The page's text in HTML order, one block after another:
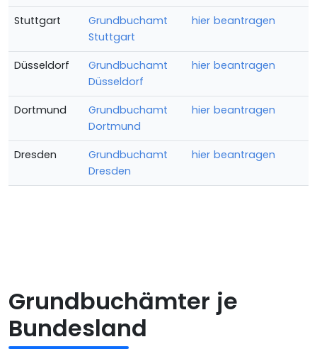
Stuttgart
Grundbuchamt
Stuttgart
hier beantragen
Düsseldorf
Grundbuchamt
Düsseldorf
hier beantragen
Dortmund
Grundbuchamt
Dortmund
hier beantragen
Dresden
Grundbuchamt
Dresden
hier beantragen
Grundbuchämter je
Bundesland